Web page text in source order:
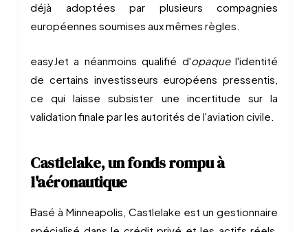
déjà adoptées par plusieurs compagnies
européennes soumises aux mêmes règles.
easyJet a néanmoins qualifié d'opaquel'identité
de certains investisseurs européens pressentis,
ce qui laisse subsister une incertitude sur la
validation finale par les autorités de l'aviation civile.
Castlelake, un fonds rompu à
l'aéronautique
Basé à Minneapolis, Castlelake est un gestionnaire